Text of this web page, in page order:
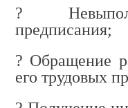
?
предписания;
? Обращение
его трудовых